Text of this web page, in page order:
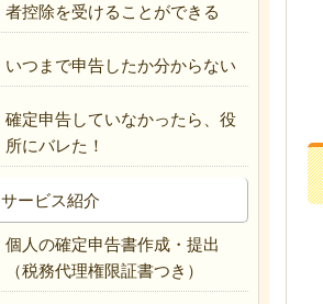
者控除を受けることができる
いつまで申告したか分からない
確定申告していなかったら、役
所にバレた！
サービス紹介
個人の確定申告書作成・提出
（税務代理権限証書つき）